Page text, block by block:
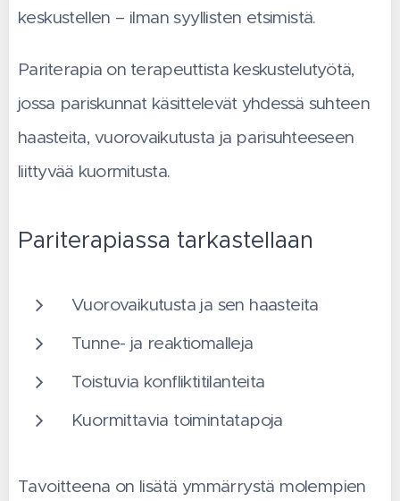
keskustellen – ilman syyllisten etsimistä.
Pariterapia on terapeuttista keskustelutyötä,
jossa pariskunnat käsittelevät yhdessä suhteen
haasteita, vuorovaikutusta ja parisuhteeseen
liittyvää kuormitusta.
Pariterapiassa tarkastellaan
Vuorovaikutusta ja sen haasteita
Tunne- ja reaktiomalleja
Toistuvia konfliktitilanteita
Kuormittavia toimintatapoja
Tavoitteena on lisätä ymmärrystä molempien